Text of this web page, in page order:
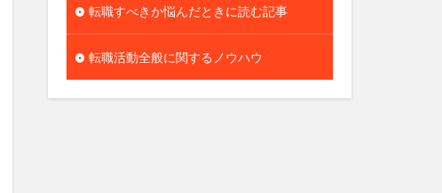
転職すべきか悩んだときに読む記事
転職活動全般に関するノウハウ